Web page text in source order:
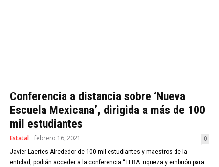
Conferencia a distancia sobre ‘Nueva
Escuela Mexicana’, dirigida a más de 100
mil estudiantes
Estatal febrero 16, 2021 0
Javier Laertes Alrededor de 100 mil estudiantes y maestros de la
entidad, podrán acceder a la conferencia “TEBA: riqueza y embrión para